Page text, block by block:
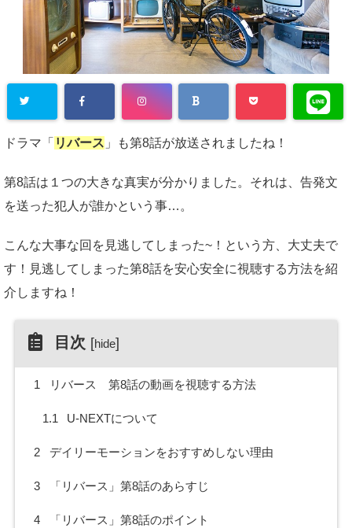
ドラマ「 リバース 」も第8話が放送されましたね！
第8話は１つの大きな真実が分かりました。それは、告発文
を送った犯人が誰かという事…。
こんな大事な回を見逃してしまった~！という方、大丈夫で
す！見逃してしまった第8話を安心安全に視聴する方法を紹
介しますね！
目次 [hide]
1 リバース 第8話の動画を視聴する方法
1.1 U-NEXTについて
2 デイリーモーションをおすすめしない理由
3 「リバース」第8話のあらすじ
4 「リバース」第8話のポイント